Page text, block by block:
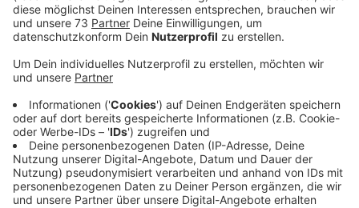
Alle 118 Betriebe im Westmünsterland
müssen sich beteiligen
Anzeige
Gute Nachrichten für die rund 770 Maler und Lackierer
bei uns im Kreis Borken. Sie bekommen mehr Geld.
Sowohl beim Mindest- als auch beim Tariflohn hat es